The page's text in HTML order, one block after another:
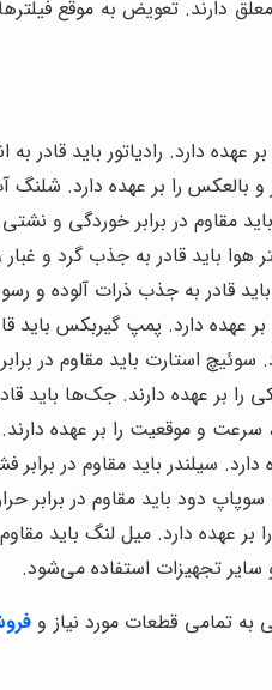
دارند. تعویض به موقع
دارد. رادیاتور باید قادر به
و بالعکس را بر عهده دارد. شلنگ
مقاوم در برابر خوردگی و
هوا باید قادر به جذب گرد و
قادر به جذب ذرات آلوده و
عهده دارد. پمپ گیربکس باید
استارت باید مقاوم در
را بر عهده دارند. جک‌ها باید
سرعت و موقعیت را بر عهده
سیلندر باید مقاوم در برابر
دود باید مقاوم در برابر
عهده دارد. میل لنگ باید
سایر تجهیزات استفاده می‌شود.
تمامی قطعات مورد نیاز و